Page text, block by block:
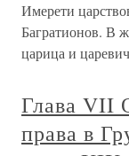
Имерети
Багратионов. В
царица и
Глава VII
права в